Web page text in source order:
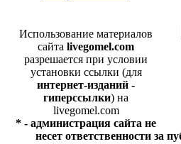
Использование материалов
сайта livegomel.com
разрешается при условии
установки ссылки (для
интернет-изданий -
гиперссылки) на
livegomel.com
* - администрация сайта не
несет ответственности за